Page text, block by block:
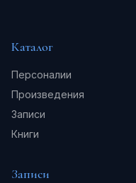
Каталог
Персоналии
Произведения
Записи
Книги
Записи